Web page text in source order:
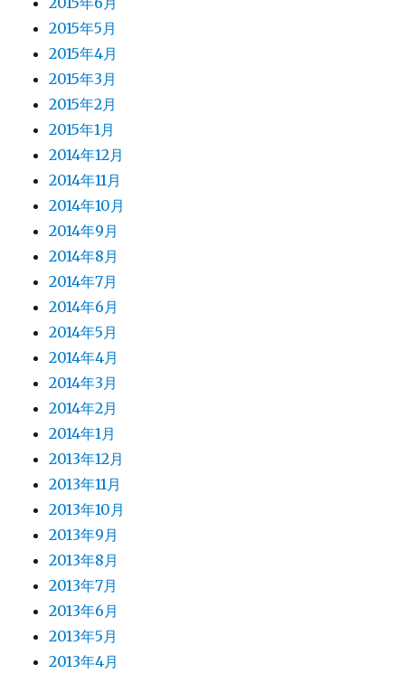
2015年5月
2015年4月
2015年3月
2015年2月
2015年1月
2014年12月
2014年11月
2014年10月
2014年9月
2014年8月
2014年7月
2014年6月
2014年5月
2014年4月
2014年3月
2014年2月
2014年1月
2013年12月
2013年11月
2013年10月
2013年9月
2013年8月
2013年7月
2013年6月
2013年5月
2013年4月